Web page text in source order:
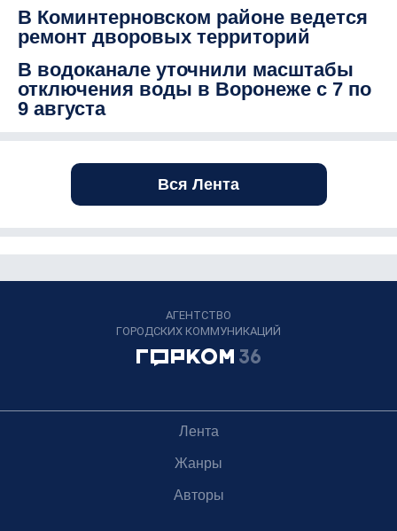
В Коминтерновском районе ведется
ремонт дворовых территорий
В водоканале уточнили масштабы
отключения воды в Воронеже с 7 по
9 августа
Вся Лента
АГЕНТСТВО
ГОРОДСКИХ КОММУНИКАЦИЙ
Лента
Жанры
Авторы